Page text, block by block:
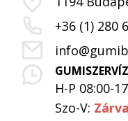
+36 (1) 280
H-P 08:00-
Szo-V: Zárva